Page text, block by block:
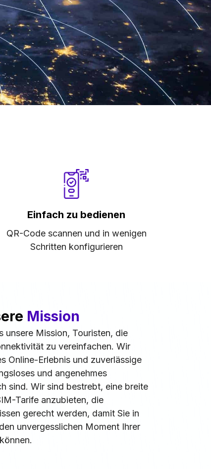
Einfach zu bedienen
QR-Code scannen und in wenigen
Schritten konfigurieren
Mission
unsere Mission, Touristen, die
zu vereinfachen. Wir
Online-Erlebnis und zuverlässige
und angenehmes
sind. Wir sind bestrebt, eine breite
Tarife anzubieten, die
gerecht werden, damit Sie in
unvergesslichen Moment Ihrer